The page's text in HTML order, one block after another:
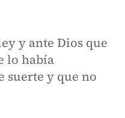
y ante Dios que
lo había
suerte y que no